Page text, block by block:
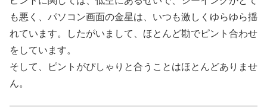
も悪く、パソコン画面の金星は、いつも激しくゆらゆら揺
れています。したがいまして、ほとんど勘でピント合わせ
をしています。
そして、ピントがぴしゃりと合うことはほとんどありませ
ん。